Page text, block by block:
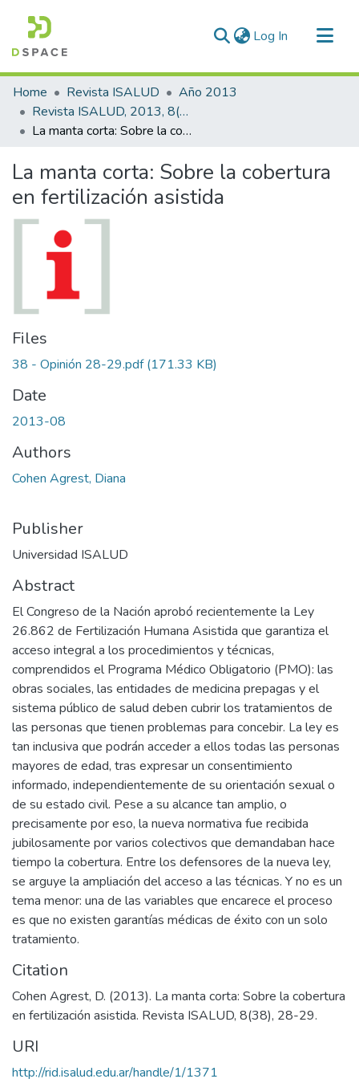
Log In (current)
Communities & Collections
All of DSpace
Statistics
Home Revista ISALUD
Año 2013
Revista ISALUD, 2013, 8(38)
La manta corta: Sobre la cobertura en fertilización asistida
La manta corta: Sobre la cobertura
en fertilización asistida
Files
38 - Opinión 28-29.pdf(171.33 KB)
Date
2013-08
Authors
Cohen Agrest, Diana
Publisher
Universidad ISALUD
Abstract
El Congreso de la Nación aprobó recientemente la Ley
26.862 de Fertilización Humana Asistida que garantiza el
acceso integral a los procedimientos y técnicas,
comprendidos el Programa Médico Obligatorio (PMO): las
obras sociales, las entidades de medicina prepagas y el
sistema público de salud deben cubrir los tratamientos de
las personas que tienen problemas para concebir. La ley es
tan inclusiva que podrán acceder a ellos todas las personas
mayores de edad, tras expresar un consentimiento
informado, independientemente de su orientación sexual o
de su estado civil. Pese a su alcance tan amplio, o
precisamente por eso, la nueva normativa fue recibida
jubilosamente por varios colectivos que demandaban hace
tiempo la cobertura. Entre los defensores de la nueva ley,
se arguye la ampliación del acceso a las técnicas. Y no es un
tema menor: una de las variables que encarece el proceso
es que no existen garantías médicas de éxito con un solo
tratamiento.
Citation
Cohen Agrest, D. (2013). La manta corta: Sobre la cobertura
en fertilización asistida. Revista ISALUD, 8(38), 28-29.
URI
http://rid.isalud.edu.ar/handle/1/1371